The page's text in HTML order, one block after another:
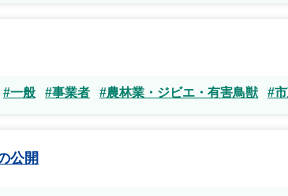
#一般 #事業者 #農林業・ジビエ・有害鳥獣 #
公開